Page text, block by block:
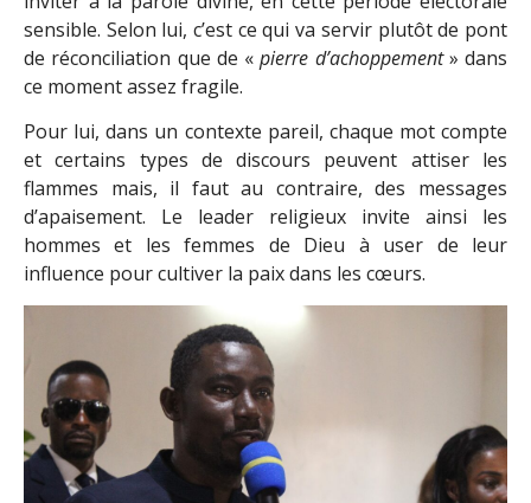
sensible. Selon lui, c’est ce qui va servir plutôt de pont
de réconciliation que de «pierre d’achoppement» dans
ce moment assez fragile.
Pour lui, dans un contexte pareil, chaque mot compte
et certains types de discours peuvent attiser les
flammes mais, il faut au contraire, des messages
d’apaisement. Le leader religieux invite ainsi les
hommes et les femmes de Dieu à user de leur
influence pour cultiver la paix dans les cœurs.